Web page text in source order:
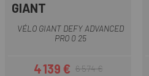
GIANT
VÉLO GIANT DEFY ADVANCED
PRO 0 25
4 139 € 6 574 €